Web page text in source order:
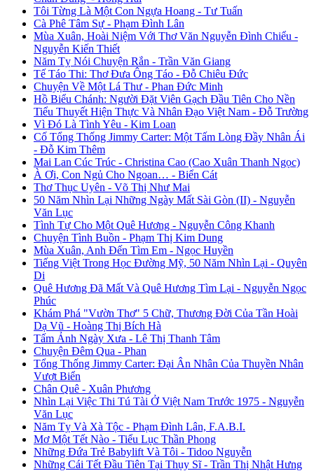
Tôi Từng Là Một Con Ngựa Hoang - Tư Tuấn
Cà Phê Tâm Sự - Phạm Đình Lân
Mùa Xuân, Hoài Niệm Với Thơ Văn Nguyễn Đình Chiểu -
Nguyễn Kiến Thiết
Năm Tỵ Nói Chuyện Rắn - Trần Văn Giang
Tế Táo Thi: Thơ Đưa Ông Táo - Đỗ Chiêu Đức
Chuyện Về Một Lá Thư - Phan Đức Minh
Hồ Biểu Chánh: Người Đặt Viên Gạch Đầu Tiên Cho Nền
Tiểu Thuyết Hiện Thực Và Nhân Đạo Việt Nam - Đỗ Trường
Vì Đó Là Tình Yêu - Kim Loan
Cố Tổng Thống Jimmy Carter: Một Tấm Lòng Đầy Nhân Ái
- Đỗ Kim Thêm
Mai Lan Cúc Trúc - Christina Cao (Cao Xuân Thanh Ngọc)
À Ơi, Con Ngủ Cho Ngoan… - Biển Cát
Thơ Thục Uyên - Võ Thị Như Mai
50 Năm Nhìn Lại Những Ngày Mất Sài Gòn (II) - Nguyễn
Văn Lục
Tình Tự Cho Một Quê Hương - Nguyễn Công Khanh
Chuyện Tình Buồn - Phạm Thị Kim Dung
Mùa Xuân, Anh Đến Tìm Em - Ngọc Huyền
Tiếng Việt Trong Học Đường Mỹ, 50 Năm Nhìn Lại - Quyên
Di
Quê Hương Đã Mất Và Quê Hương Tìm Lại - Nguyễn Ngọc
Phúc
Khám Phá "Vườn Thơ" 5 Chữ, Thương Đời Của Tần Hoài
Dạ Vũ - Hoàng Thị Bích Hà
Tấm Ảnh Ngày Xưa - Lê Thị Thanh Tâm
Chuyện Đêm Qua - Phan
Tổng Thống Jimmy Carter: Đại Ân Nhân Của Thuyền Nhân
Vượt Biển
Chân Quê - Xuân Phương
Nhìn Lại Việc Thi Tú Tài Ở Việt Nam Trước 1975 - Nguyễn
Văn Lục
Năm Tỵ Và Xà Tộc - Phạm Đình Lân, F.A.B.I.
Mơ Một Tết Nào - Tiểu Lục Thần Phong
Những Đứa Trẻ Babylift Và Tôi - Tidoo Nguyễn
Những Cái Tết Đầu Tiên Tại Thụy Sĩ - Trần Thị Nhật Hưng